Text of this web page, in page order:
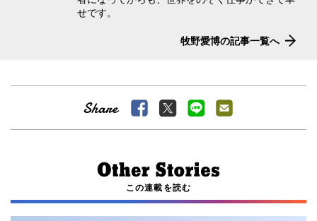
せです。
牧野愛博の記事一覧へ
この連載を読む